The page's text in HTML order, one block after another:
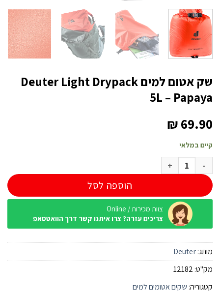
שק אטום למים Deuter Light Drypack
5L – Papaya
₪69.90
קיים במלאי
כמות של שק אטום למים Deuter Light Drypack 5L - Papaya
הוספה לסל
צוות מכירות / Online
צריכים עזרה? צרו איתנו קשר דרך הוואטסאפ
מותג:Deuter
מק"ט: 12182
קטגוריה: שקים אטומים למים